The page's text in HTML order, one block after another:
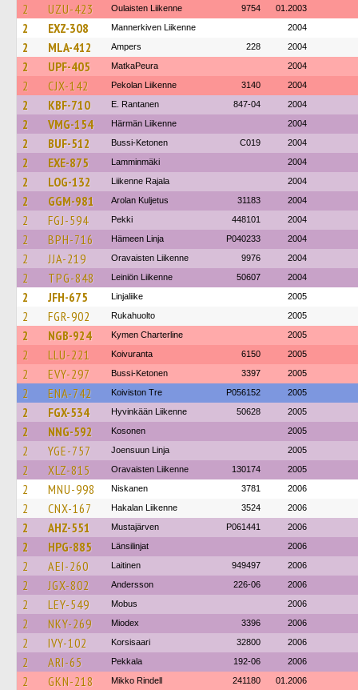
2 UZU-423 Oulaisten Liikenne 9754 01.2003
2 EXZ-308 Mannerkiven Liikenne 2004
2 MLA-412 Ampers 228 2004
2 UPF-405 MatkaPeura 2004
2 CJX-142 Pekolan Liikenne 3140 2004
2 KBF-710 E. Rantanen 847-04 2004
2 VMG-154 Härmän Liikenne 2004
2 BUF-512 Bussi-Ketonen C019 2004
2 EXE-875 Lamminmäki 2004
2 LOG-132 Liikenne Rajala 2004
2 GGM-981 Arolan Kuljetus 31183 2004
2 FGJ-594 Pekki 448101 2004
2 BPH-716 Hämeen Linja P040233 2004
2 JJA-219 Oravaisten Liikenne 9976 2004
2 TPG-848 Leiniön Liikenne 50607 2004
2 JFH-675 Linjaliike 2005
2 FGR-902 Rukahuolto 2005
2 NGB-924 Kymen Charterline 2005
2 LLU-221 Koivuranta 6150 2005
2 EVY-297 Bussi-Ketonen 3397 2005
2 ENA-742 Koiviston Tre P056152 2005
2 FGX-534 Hyvinkään Liikenne 50628 2005
2 NNG-592 Kosonen 2005
2 YGE-757 Joensuun Linja 2005
2 XLZ-815 Oravaisten Liikenne 130174 2005
2 MNU-998 Niskanen 3781 2006
2 CNX-167 Hakalan Liikenne 3524 2006
2 AHZ-551 Mustajärven P061441 2006
2 HPG-885 Länsilinjat 2006
2 AEI-260 Laitinen 949497 2006
2 JGX-802 Andersson 226-06 2006
2 LEY-549 Mobus 2006
2 NKY-269 Miodex 3396 2006
2 IVY-102 Korsisaari 32800 2006
2 ARI-65 Pekkala 192-06 2006
2 GKN-218 Mikko Rindell 241180 01.2006